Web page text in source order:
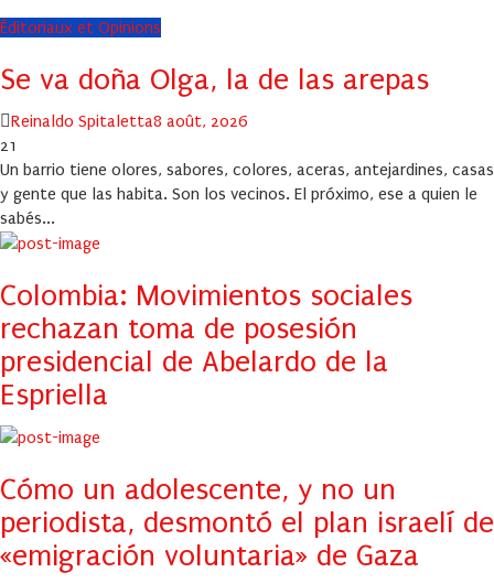
Éditoriaux et Opinions
Se va doña Olga, la de las arepas
Author
Reinaldo SpitalettaPosted
8 août, 2026
21
Un barrio tiene olores, sabores, colores, aceras, antejardines, casas
y gente que las habita. Son los vecinos. El próximo, ese a quien le
sabés...
Colombia: Movimientos sociales
rechazan toma de posesión
presidencial de Abelardo de la
Espriella
Cómo un adolescente, y no un
periodista, desmontó el plan israelí de
«emigración voluntaria» de Gaza